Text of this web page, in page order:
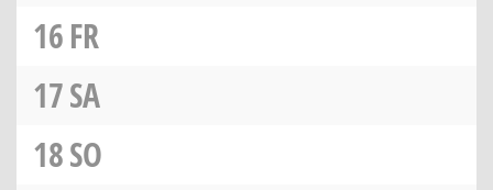
16FR
17SA
18SO